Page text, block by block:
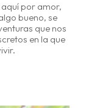
por amor,
bueno, se
que nos
en la que